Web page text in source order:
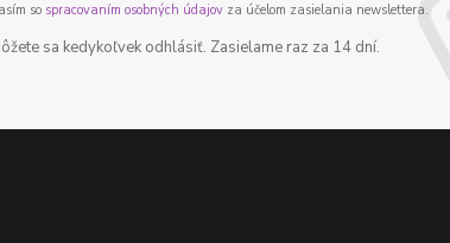
so spracovaním osobných údajovza účelom zasielania newslettera.
sa kedykoľvek odhlásiť. Zasielame raz za 14 dní.